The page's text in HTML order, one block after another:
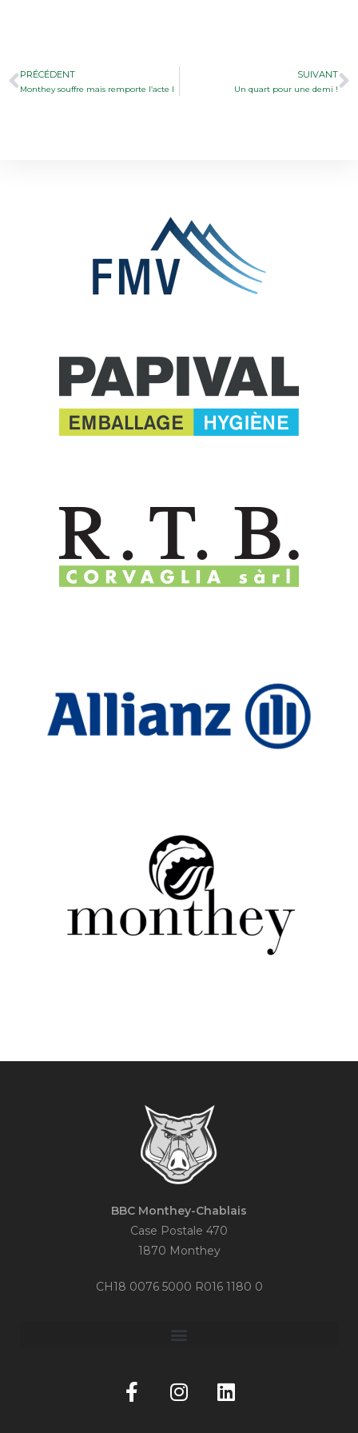
PRÉCÉDENT
Monthey souffre mais remporte l’acte I
SUIVANT
Un quart pour une demi !
BBC Monthey-Chablais
Case Postale 470
1870 Monthey
CH18 0076 5000 R016 1180 0